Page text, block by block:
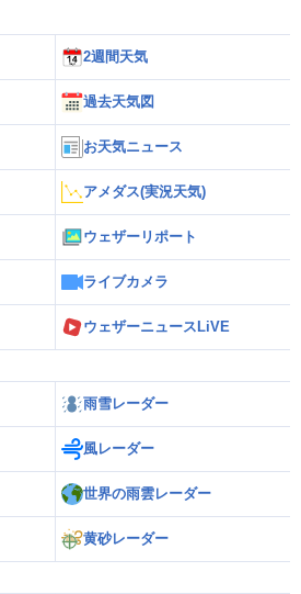
2週間天気
過去天気図
お天気ニュース
アメダス(実況天気)
ウェザーリポート
ライブカメラ
ウェザーニュースLiVE
雨雪レーダー
風レーダー
世界の雨雲レーダー
黄砂レーダー